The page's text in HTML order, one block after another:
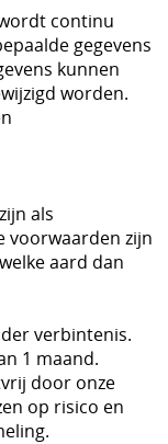
continu
gegevens
kunnen
worden.
als
voorwaarden zijn
aard dan
verbintenis.
1 maand.
door onze
op risico en